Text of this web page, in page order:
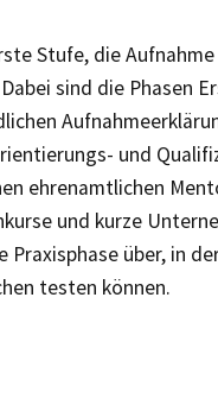
Stufe, die
sind die Phasen
und
ehrenamtlichen
und kurze
über, in
testen können.